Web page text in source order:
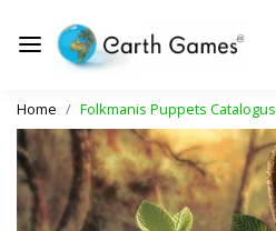
Home Folkmanis Puppets Catalogus